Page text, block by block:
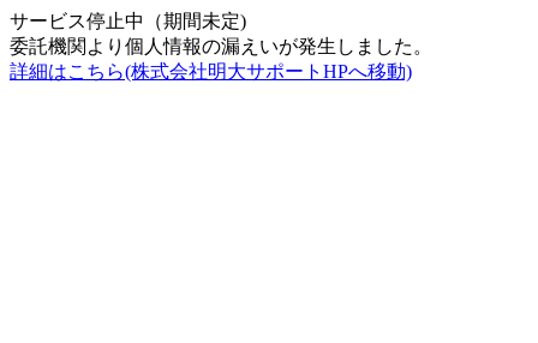
サービス停止中（期間未定)
委託機関より個人情報の漏えいが発生しました。
詳細はこちら(株式会社明大サポートHPへ移動)